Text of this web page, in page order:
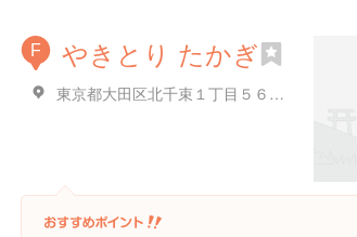
F やきとり たかぎ
東京都大田区北千束１丁目５６-５